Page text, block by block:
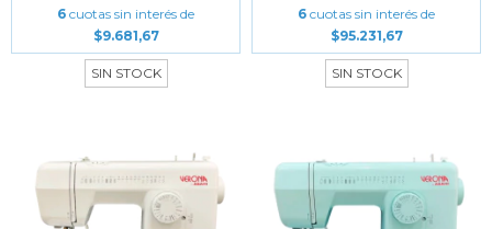
6 cuotas sin interés de
$9.681,67
SIN STOCK
6 cuotas sin interés de
$95.231,67
SIN STOCK